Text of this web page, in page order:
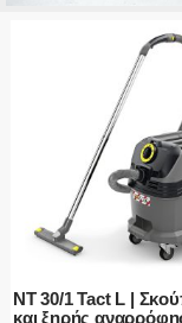
NT 30/1 Tact L |
και ξηρής